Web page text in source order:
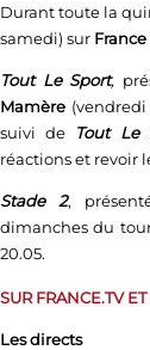
Durant toute la
samedi) sur France
Tout Le Sport,
Mamère
suivi de Tout Le
réactions et revoir
Stade 2,
dimanches du
20.05.
SUR FRANCE.TV
Les directs